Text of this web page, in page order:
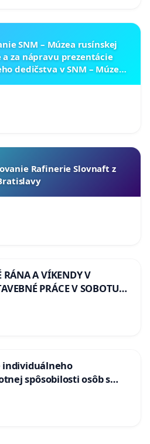
SNM – Múzea rusínskej
za nápravu prezentácie
dedičstva v SNM – Múzeu
Rafinerie Slovnaft z
RÁNA A VÍKENDY V
PRÁCE V SOBOTU
HOD., CEZ PRACOVNÝ
HOD. A PRAVIDELNÁ
AREA NA
individuálneho
spôsobilosti osôb s
pri prijímaní do